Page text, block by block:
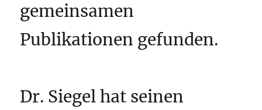
gemeinsamen
Publikationen gefunden.
Dr. Siegel hat seinen